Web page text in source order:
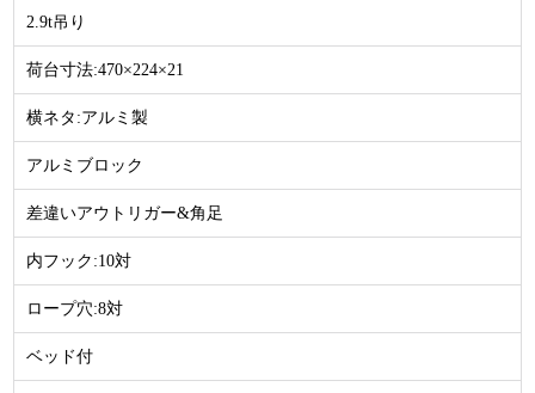
2.9t吊り
荷台寸法:470×224×21
横ネタ:アルミ製
アルミブロック
差違いアウトリガー&角足
内フック:10対
ロープ穴:8対
ベッド付